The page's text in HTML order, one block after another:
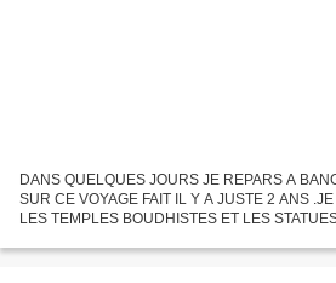
DANS QUELQUES JOURS JE REPARS A
SUR CE VOYAGE FAIT IL Y A JUSTE 2 ANS
LES TEMPLES BOUDHISTES ET LES
2012 JE VIENS...